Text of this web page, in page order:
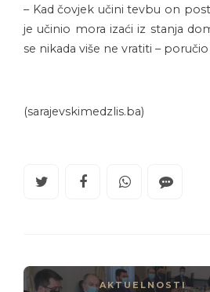
– Kad čovjek učini tevbu on
je učinio mora izaći iz stanja
se nikada više ne vratiti –
(sarajevskimedzlis.ba)
AKTUELNOSTI